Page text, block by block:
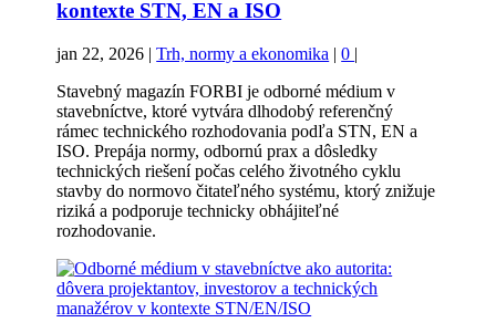
kontexte STN, EN a ISO
jan 22, 2026 |Trh, normy a ekonomika |0 |
Stavebný magazín FORBI je odborné médium v
stavebníctve, ktoré vytvára dlhodobý referenčný
rámec technického rozhodovania podľa STN, EN a
ISO. Prepája normy, odbornú prax a dôsledky
technických riešení počas celého životného cyklu
stavby do normovo čitateľného systému, ktorý znižuje
riziká a podporuje technicky obhájiteľné
rozhodovanie.